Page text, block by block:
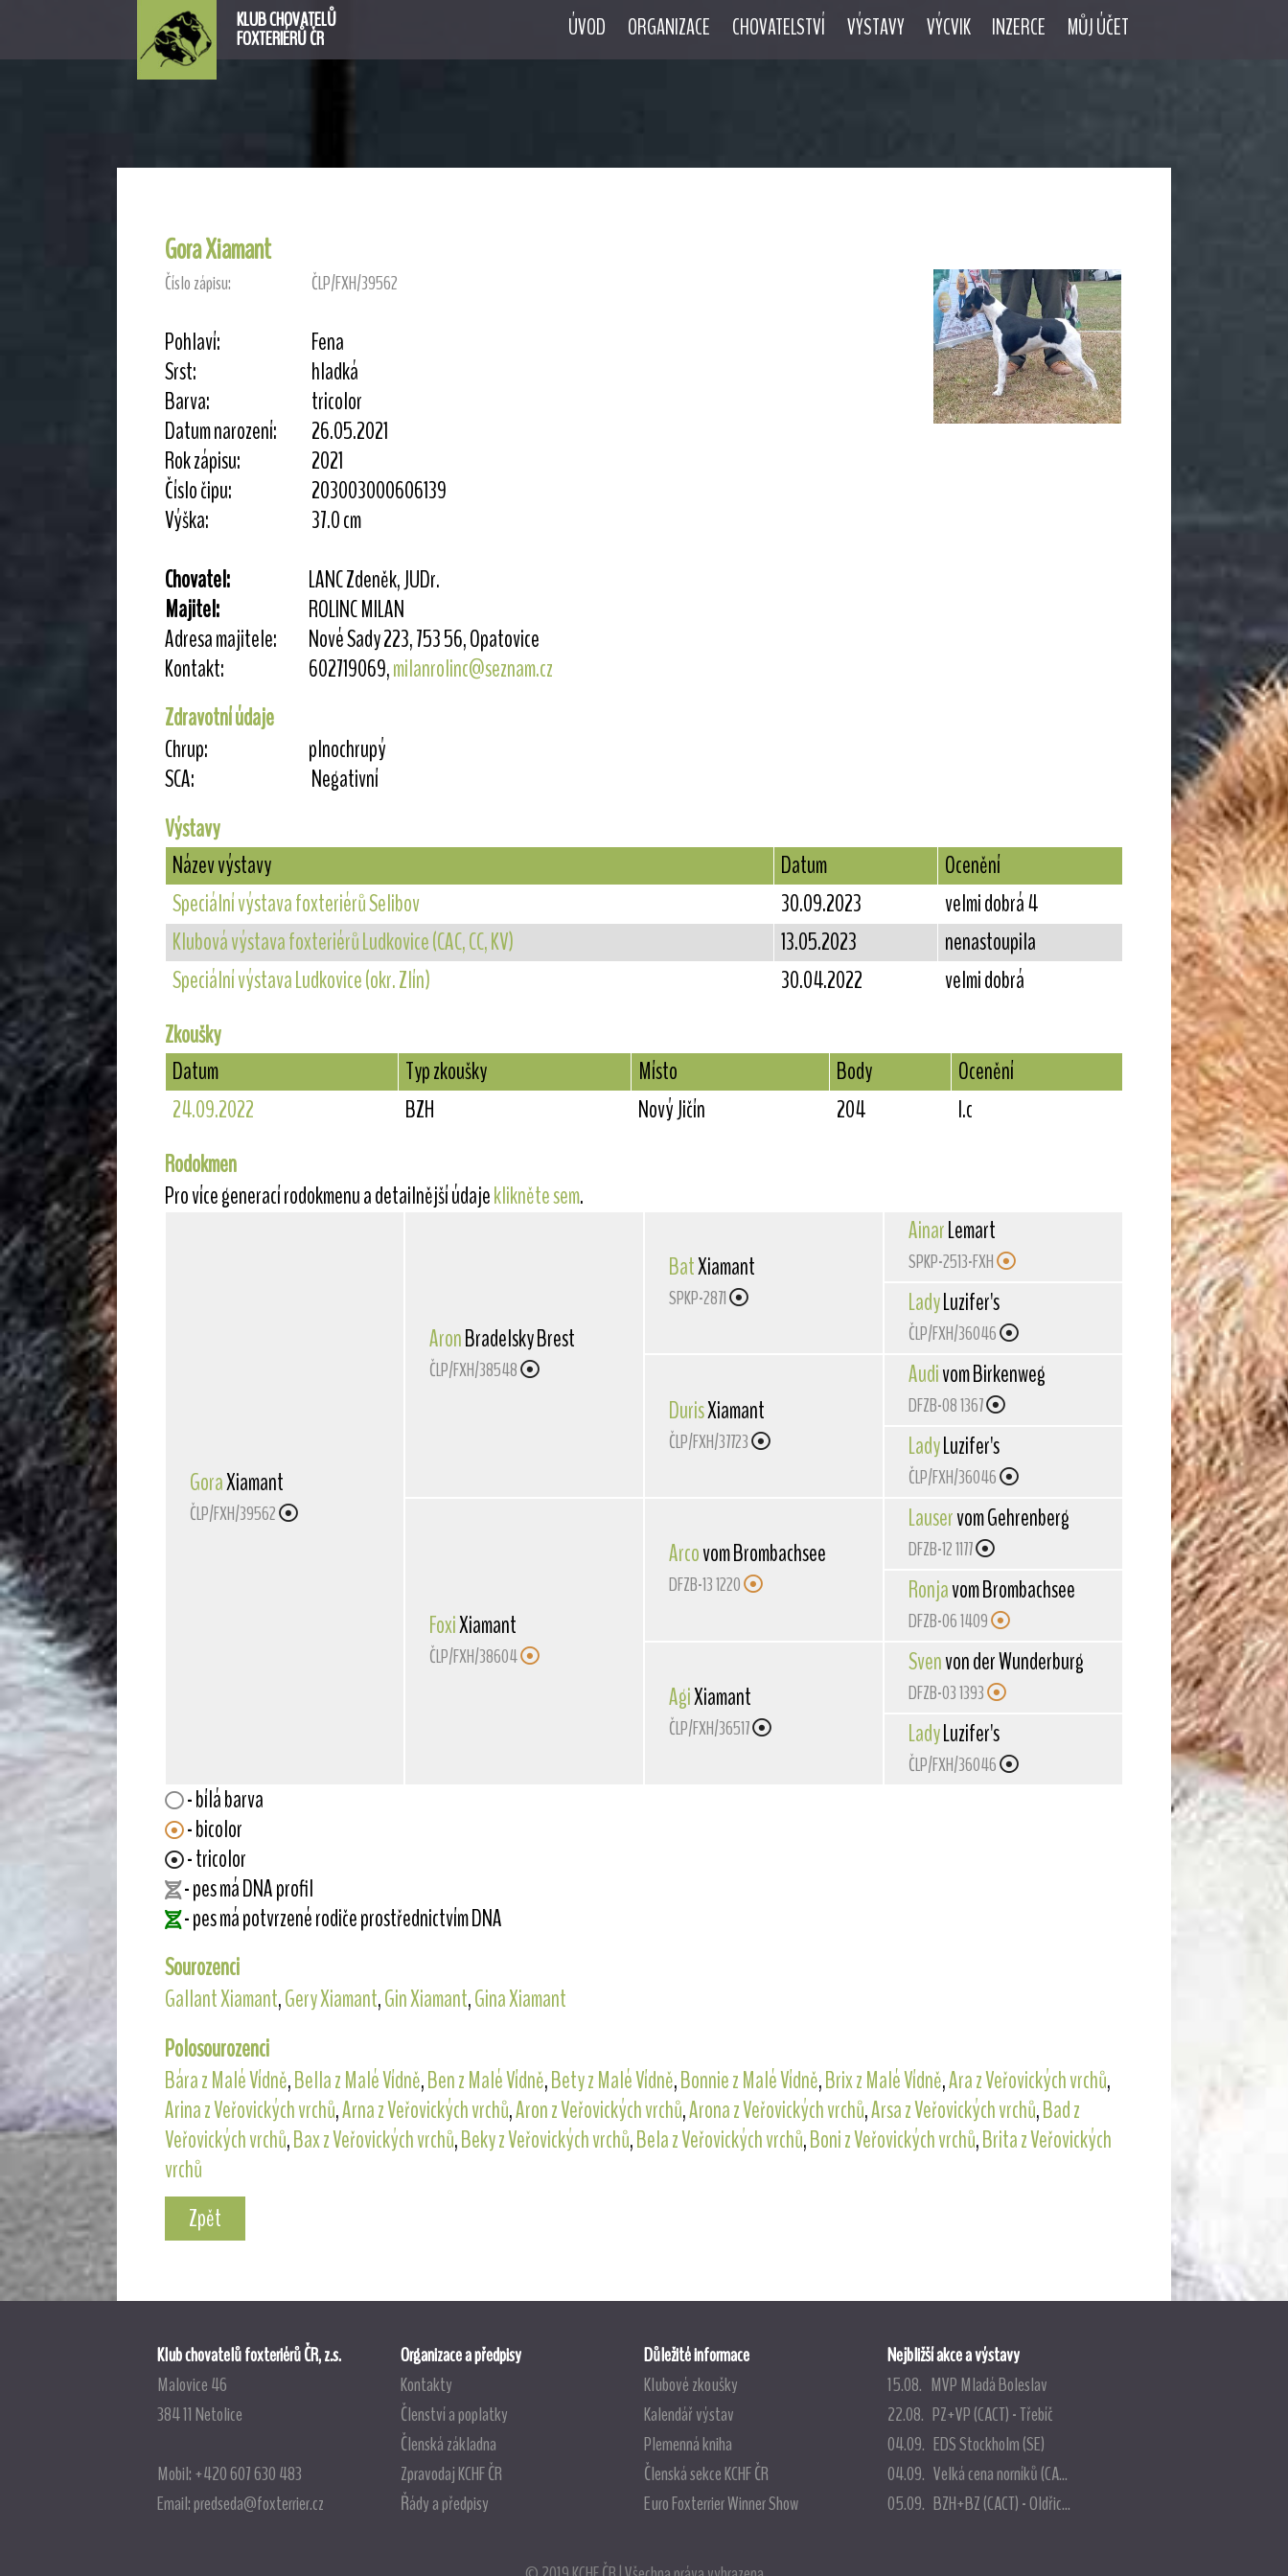
KLUB CHOVATELŮ
FOXTERIÉRŮ ČR ÚVOD ORGANIZACE CHOVATELSTVÍ VÝSTAVY VÝCVIK INZERCE MŮJ ÚČET
Gora Xiamant
Číslo zápisu: ČLP/FXH/39562
Pohlaví:
Fena
Srst:
hladká
Barva:
tricolor
Datum narození:
26.05.2021
Rok zápisu:
2021
Číslo čipu:
203003000606139
Výška:
37.0 cm
Chovatel:
LANC Zdeněk, JUDr.
Majitel:
ROLINC MILAN
Adresa majitele:
Nové Sady 223, 753 56, Opatovice
Kontakt:
602719069,milanrolinc@seznam.cz
Zdravotní údaje
Chrup:
plnochrupý
SCA:
Negativní
Výstavy
Název výstavy
Datum
Ocenění
Speciální výstava foxteriérů Selibov
30.09.2023
velmi dobrá 4
Klubová výstava foxteriérů Ludkovice (CAC, CC, KV)
13.05.2023
nenastoupila
Speciální výstava Ludkovice (okr. Zlín)
30.04.2022
velmi dobrá
Zkoušky
Datum
Typ zkoušky Místo Body
Ocenění
24.09.2022
BZH Nový Jičín 204
I.c
Rodokmen
Pro více generací rodokmenu a detailnější údajeklikněte sem.
GoraXiamant
ČLP/FXH/39562
AronBradelsky Brest
ČLP/FXH/38548
FoxiXiamant
ČLP/FXH/38604
BatXiamant
SPKP-2871
DurisXiamant
ČLP/FXH/37723
Arcovom Brombachsee
DFZB-13 1220
AgiXiamant
ČLP/FXH/36517
AinarLemart
SPKP-2513-FXH
LadyLuzifer's
ČLP/FXH/36046
Audivom Birkenweg
DFZB-08 1367
LadyLuzifer's
ČLP/FXH/36046
Lauservom Gehrenberg
DFZB-12 1177
Ronjavom Brombachsee
DFZB-06 1409
Svenvon der Wunderburg
DFZB-03 1393
LadyLuzifer's
ČLP/FXH/36046
- bílá barva
- bicolor
- tricolor
- pes má DNA profil
- pes má potvrzené rodiče prostřednictvím DNA
Sourozenci
Gallant Xiamant,Gery Xiamant,Gin Xiamant,Gina Xiamant
Polosourozenci
Bára z Malé Vídně,Bella z Malé Vídně,Ben z Malé Vídně,Bety z Malé Vídně,Bonnie z Malé Vídně,Brix z Malé Vídně,Ara z Veřovických vrchů,
Arina z Veřovických vrchů,Arna z Veřovických vrchů,Aron z Veřovických vrchů,Arona z Veřovických vrchů,Arsa z Veřovických vrchů,Bad z
Veřovických vrchů,Bax z Veřovických vrchů,Beky z Veřovických vrchů,Bela z Veřovických vrchů,Boni z Veřovických vrchů,Brita z Veřovických
vrchů
Zpět
Klub chovatelů foxteriérů ČR, z.s.
Malovice 46
384 11 Netolice
Mobil: +420 607 630 483
Email:predseda@foxterrier.cz
Organizace a předpisy
Kontakty
Členství a poplatky
Členská základna
Zpravodaj KCHF ČR
Řády a předpisy
Důležité informace
Klubové zkoušky
Kalendář výstav
Plemenná kniha
Členská sekce KCHF ČR
Euro Foxterrier Winner Show
Nejbližší akce a výstavy
15.08. MVP Mladá Boleslav
22.08. PZ+VP (CACT) - Třebíč
04.09. EDS Stockholm (SE)
04.09. Velká cena norníků (CA...
05.09. BZH+BZ (CACT) - Oldřic...